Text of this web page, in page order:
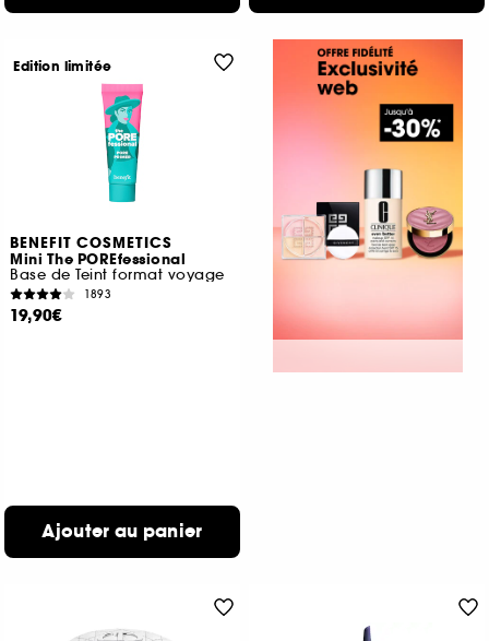
BENEFIT COSMETICS
Mini The POREfessional
Base de Teint format voyage
1893
19,90€
Ajouter au panier
Edition limitée